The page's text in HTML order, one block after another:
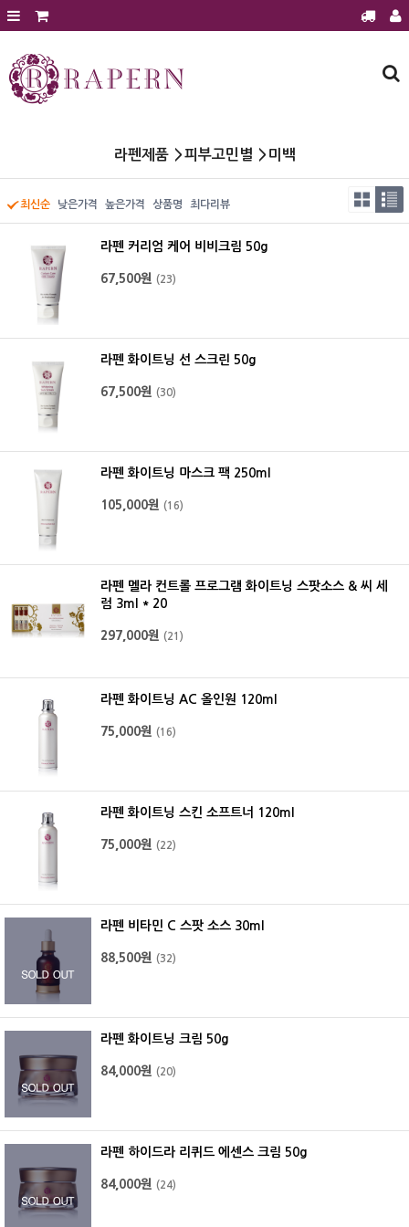
회원가입 로그인
에스테틱 전용샵 문의
에스테틱샵 이달의 행사
제품후기
보도자료
전시홍보
질문과 답변
건강과 미용정보
라펜 전체 스킨맵
라펜제품 피부고민별 미백
최신순 낮은가격 높은가격 상품명 최다리뷰
라펜 커리엄 케어 비비크림 50g
67,500원 (23)
라펜 화이트닝 선 스크린 50g
67,500원 (30)
라펜 화이트닝 마스크 팩 250ml
105,000원 (16)
라펜 멜라 컨트롤 프로그램 화이트닝 스팟소스 & 씨 세
럼 3ml * 20
297,000원 (21)
라펜 화이트닝 AC 올인원 120ml
75,000원 (16)
라펜 화이트닝 스킨 소프트너 120ml
75,000원 (22)
라펜 비타민 C 스팟 소스 30ml
88,500원 (32)
라펜 화이트닝 크림 50g
84,000원 (20)
라펜 하이드라 리퀴드 에센스 크림 50g
84,000원 (24)